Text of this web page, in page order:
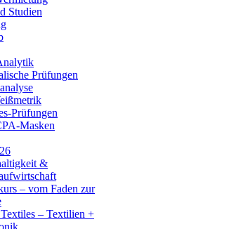
Studien
Prüfungen
Prüfungen
Masken
&
– vom Faden zur
– Textilien +